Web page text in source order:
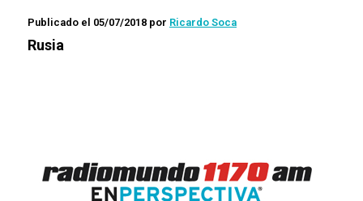
Publicado el 05/07/2018 por Ricardo Soca
Rusia